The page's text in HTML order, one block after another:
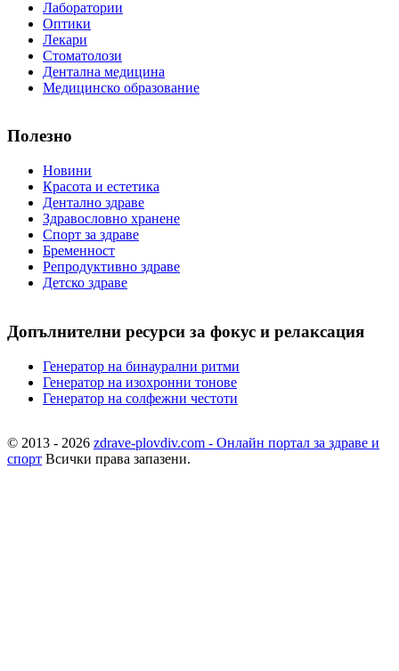
Лаборатории
Оптики
Лекари
Стоматолози
Дентална медицина
Медицинско образование
Полезно
Новини
Красота и естетика
Дентално здраве
Здравословно хранене
Спорт за здраве
Бременност
Репродуктивно здраве
Детско здраве
Допълнителни ресурси за фокус и релаксация
Генератор на бинаурални ритми
Генератор на изохронни тонове
Генератор на солфежни честоти
© 2013 - 2026 zdrave-plovdiv.com - Онлайн портал за здраве и
спорт Всички права запазени.